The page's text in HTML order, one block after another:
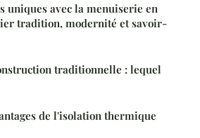
uniques avec la menuiserie en
tradition, modernité et savoir-
traditionnelle : lequel
de l'isolation thermique